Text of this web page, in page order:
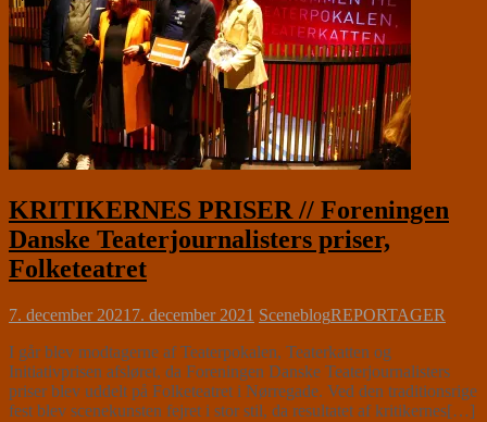
KRITIKERNES PRISER // Foreningen
Danske Teaterjournalisters priser,
Folketeatret
7. december 2021 7. december 2021 SceneblogREPORTAGER
I går blev modtagerne af Teaterpokalen, Teaterkatten og
Initiativprisen afsløret, da Foreningen Danske Teaterjournalisters
priser blev uddelt på Folketeatret i Nørregade. Ved den traditionsrige
fest blev scenekunsten fejret i stor stil, da resultatet af kritikernes[…]